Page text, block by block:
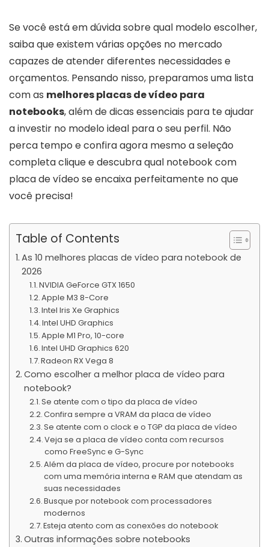
Se você está em dúvida sobre qual modelo escolher,
saiba que existem várias opções no mercado
capazes de atender diferentes necessidades e
orçamentos. Pensando nisso, preparamos uma lista
com as melhores placas de vídeo para
notebooks, além de dicas essenciais para te ajudar
a investir no modelo ideal para o seu perfil. Não
perca tempo e confira agora mesmo a seleção
completa clique e descubra qual notebook com
placa de vídeo se encaixa perfeitamente no que
você precisa!
Table of Contents
As 10 melhores placas de vídeo para notebook de
2026
NVIDIA GeForce GTX 1650
Apple M3 8-Core
Intel Iris Xe Graphics
Intel UHD Graphics
Apple M1 Pro, 10-core
Intel UHD Graphics 620
Radeon RX Vega 8
Como escolher a melhor placa de vídeo para
notebook?
Se atente com o tipo da placa de vídeo
Confira sempre a VRAM da placa de vídeo
Se atente com o clock e o TGP da placa de vídeo
Veja se a placa de vídeo conta com recursos
como FreeSync e G-Sync
Além da placa de vídeo, procure por notebooks
com uma memória interna e RAM que atendam as
suas necessidades
Busque por notebook com processadores
modernos
Esteja atento com as conexões do notebook
Outras informações sobre notebooks